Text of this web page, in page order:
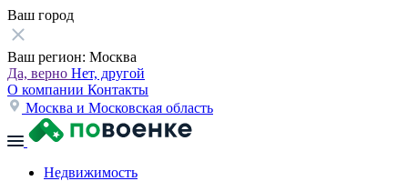
Ваш город
Ваш регион: Москва
Да, верно Нет, другой
О компании Контакты
Москва и Московская область
Недвижимость